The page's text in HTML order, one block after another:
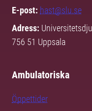
E-post: hast@slu.se
Adress:
756 51 Uppsala
Ambulatoriska
Öppettider